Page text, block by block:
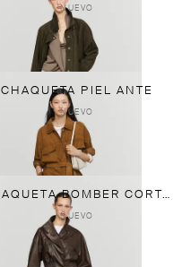
NUEVO
CHAQUETA PIEL ANTE
NUEVO
CHAQUETA BOMBER CORTA PIEL NAPA
NUEVO